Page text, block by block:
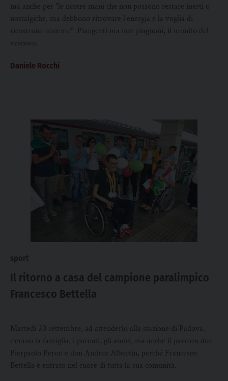
ma anche per "le nostre mani che non possono restare inerti o
nostalgiche, ma debbono ritrovare l’energia e la voglia di
ricostruire insieme". Piangenti ma non piagnoni, il monito del
vescovo.
Daniele Rocchi
Il ritorno a casa del campione paralimpico
Francesco Bettella
Martedì 20 settembre, ad attenderlo alla stazione di Padova,
c’erano la famiglia, i parenti, gli amici, ma anche il parroco don
Pierpaolo Peron e don Andrea Albertin, perché Francesco
Bettella è entrato nel cuore di tutta la sua comunità.